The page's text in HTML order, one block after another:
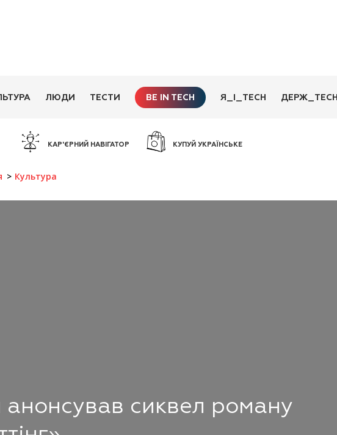
ЛЮДИ ТЕСТИ BE IN TECH Я_І_TECH ДЕРЖ_TECH
КАР'ЄРНИЙ НАВІГАТОР КУПУЙ УКРАЇНСЬКЕ
Культура
анонсував сиквел роману